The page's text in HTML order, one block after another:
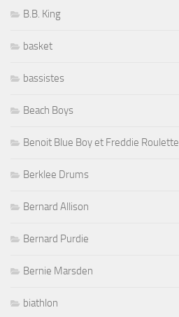
B.B. King
basket
bassistes
Beach Boys
Benoit Blue Boy et Freddie Roulette
Berklee Drums
Bernard Allison
Bernard Purdie
Bernie Marsden
biathlon